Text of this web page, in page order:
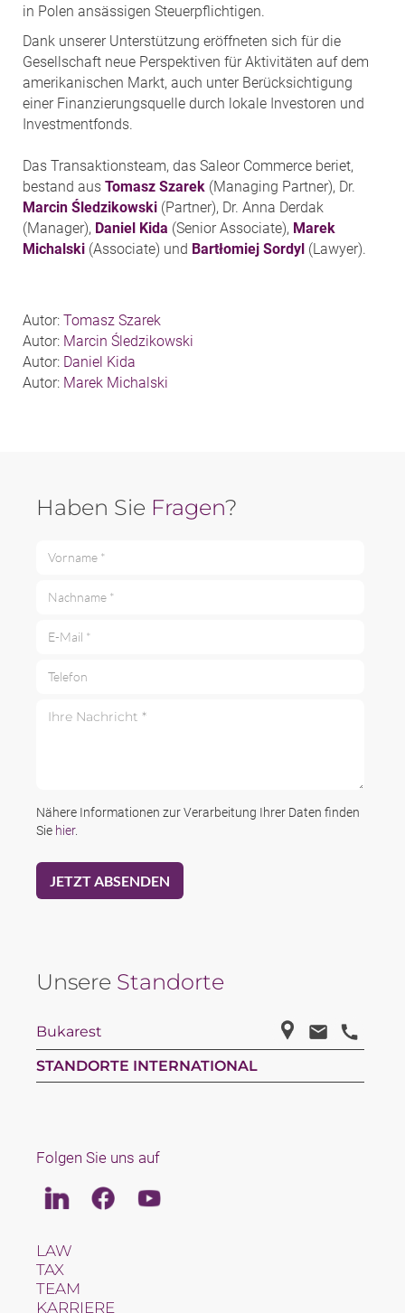
in Polen ansässigen Steuerpflichtigen.
Dank unserer Unterstützung eröffneten sich für die
Gesellschaft neue Perspektiven für Aktivitäten auf dem
amerikanischen Markt, auch unter Berücksichtigung
einer Finanzierungsquelle durch lokale Investoren und
Investmentfonds.
Das Transaktionsteam, das Saleor Commerce beriet,
bestand aus Tomasz Szarek (Managing Partner), Dr.
Marcin Śledzikowski (Partner), Dr. Anna Derdak
(Manager), Daniel Kida (Senior Associate), Marek
Michalski (Associate) und Bartłomiej Sordyl (Lawyer).
Autor: Tomasz Szarek
Autor: Marcin Śledzikowski
Autor: Daniel Kida
Autor: Marek Michalski
Haben Sie Fragen?
Nähere Informationen zur Verarbeitung Ihrer Daten finden
Sie hier.
Unsere Standorte
Bukarest
STANDORTE INTERNATIONAL
Folgen Sie uns auf
LinkedinFacebookYoutube
LAW
TAX
TEAM
KARRIERE